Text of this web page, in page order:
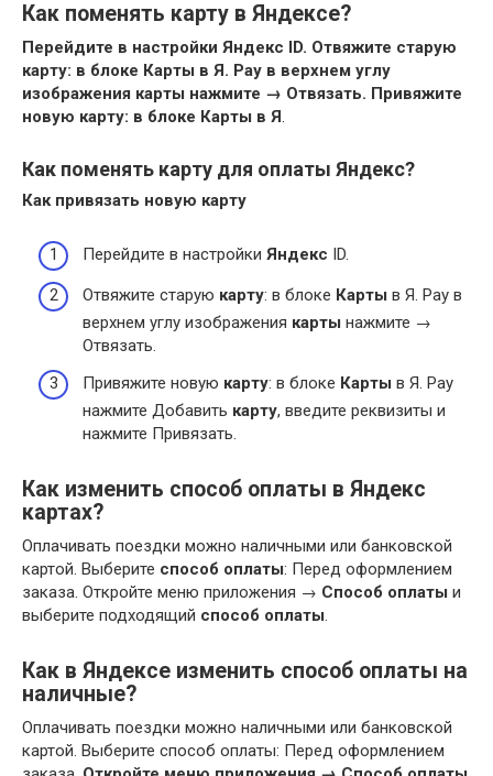
Как поменять карту в Яндексе?
Перейдите в настройки Яндекс ID. Отвяжите старую
карту: в блоке Карты в Я. Pay в верхнем углу
изображения карты нажмите → Отвязать. Привяжите
новую карту: в блоке Карты в Я.
Как поменять карту для оплаты Яндекс?
Как привязать новую карту
Перейдите в настройки Яндекс ID.
Отвяжите старую карту: в блоке Карты в Я. Pay в
верхнем углу изображения карты нажмите →
Отвязать.
Привяжите новую карту: в блоке Карты в Я. Pay
нажмите Добавить карту, введите реквизиты и
нажмите Привязать.
Как изменить способ оплаты в Яндекс
картах?
Оплачивать поездки можно наличными или банковской
картой. Выберите способ оплаты: Перед оформлением
заказа. Откройте меню приложения → Способ оплаты и
выберите подходящий способ оплаты.
Как в Яндексе изменить способ оплаты на
наличные?
Оплачивать поездки можно наличными или банковской
картой. Выберите способ оплаты: Перед оформлением